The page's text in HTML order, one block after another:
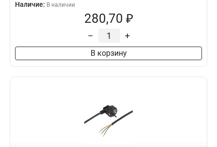
Наличие: В наличии
280,70 ₽
– +
В корзину